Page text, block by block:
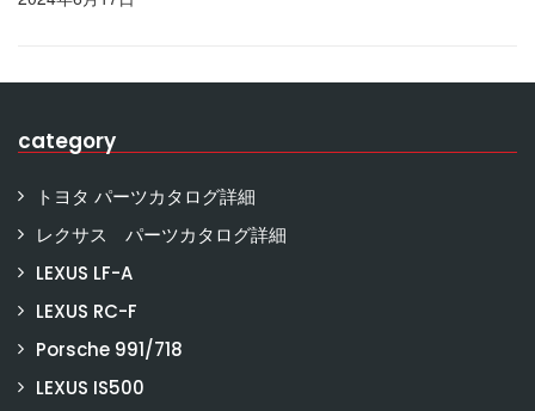
category
トヨタ パーツカタログ詳細
レクサス パーツカタログ詳細
LEXUS LF-A
LEXUS RC-F
Porsche 991/718
LEXUS IS500